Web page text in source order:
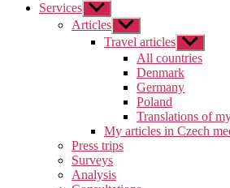
Services Zobrazit
podmenu
Articles Zobrazit
podmenu
Travel articles Zobrazit
podmenu
All countries
Denmark
Germany
Poland
Translations of
My articles in Czech
Press trips
Surveys
Analysis